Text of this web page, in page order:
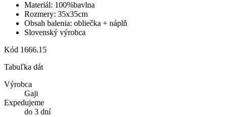
Materiál: 100%bavlna
Rozmery: 35x35cm
Obsah balenia: obliečka + náplň
Slovenský výrobca
Kód 1666.15
Tabuľka dát
Výrobca
Gaji
Expedujeme
do 3 dní